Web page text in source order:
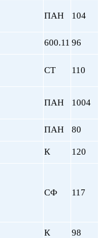
ул.
ПАН 104
600.11 96
СТ 110
ПАН 1004
ПАН 80
К 120
СФ 117
К 98